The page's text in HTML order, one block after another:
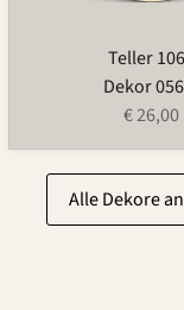
Teller
Dekor
€ 26,00
Alle Dekore